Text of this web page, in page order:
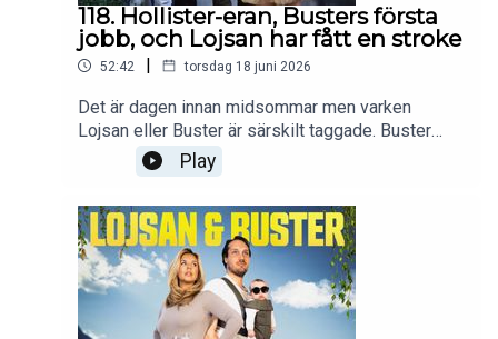
118. Hollister-eran, Busters första
jobb, och Lojsan har fått en stroke
52:42 | torsdag 18 juni 2026
Det är dagen innan midsommar men varken
Lojsan eller Buster är särskilt taggade. Buster
sliter timme ut och in på landet för att Lojsan inte
ska tappa det när hon kommer, men risken är
tyvärr stor. Lojsan berättar om sin tid på Hollister,
vilka jobb hon haft, och hur första tiden
tillsammans med Buster var. Det är högt, lågt, och
nostalgiskt! Häng med! Följ oss på instagram
@mandagsvibe, gå med i facebookgruppen
"Måndagsvibbare".Frågor och
Play